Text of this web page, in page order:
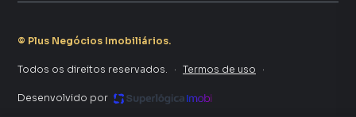
© Plus Negócios Imobiliários.
Todos os direitos reservados. · Termos de uso ·
Desenvolvido por